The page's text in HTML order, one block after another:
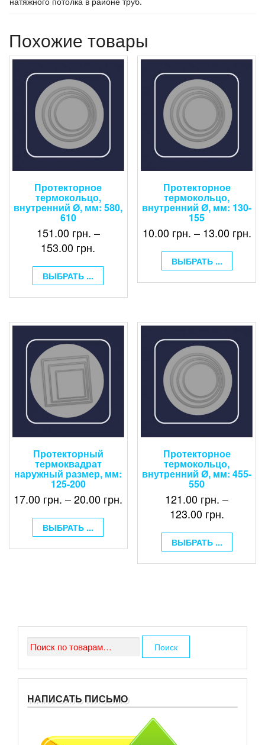
Похожие товары
Протекторное
термокольцо,
внутренний Ø, мм: 580,
610
151.00 грн. –
153.00 грн.
ВЫБРАТЬ ...
Протекторное
термокольцо,
внутренний Ø, мм: 130-
155
10.00 грн. – 13.00 грн.
ВЫБРАТЬ ...
Протекторный
термоквадрат
наружный размер, мм:
125-200
17.00 грн. –20.00 грн.
ВЫБРАТЬ ...
Протекторное
термокольцо,
внутренний Ø, мм: 455-
550
121.00 грн. –
123.00 грн.
ВЫБРАТЬ ...
Искать: Поиск
НАПИСАТЬ ПИСЬМО